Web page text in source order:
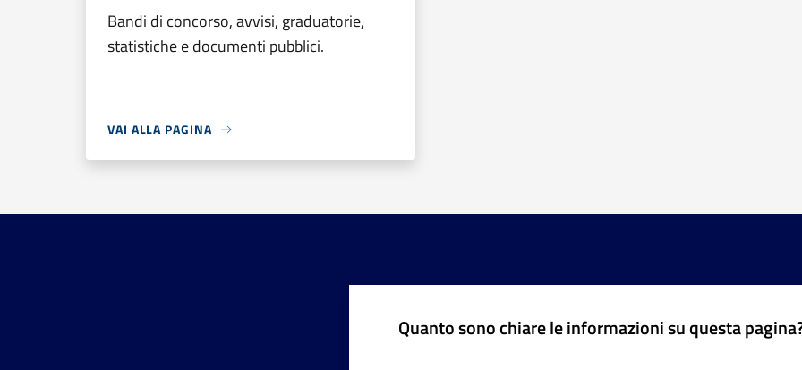
Bandi di concorso, avvisi, graduatorie,
statistiche e documenti pubblici.
VAI ALLA PAGINA
Quanto sono chiare le informazioni su questa